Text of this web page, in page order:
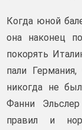
Когда юной
она наконец
покорять
пали
никогда не
Фанни
правил и